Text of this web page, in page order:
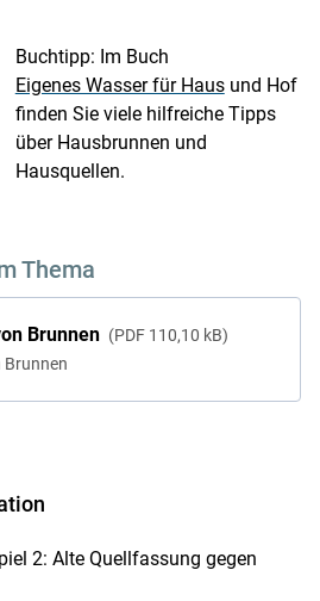
Buchtipp: Im Buch
Eigenes Wasser für Hausund Hof
finden Sie viele hilfreiche Tipps
über Hausbrunnen und
Hausquellen.
Thema
Brunnen PDF 110,10 kB
Brunnen
2: Alte Quellfassung gegen